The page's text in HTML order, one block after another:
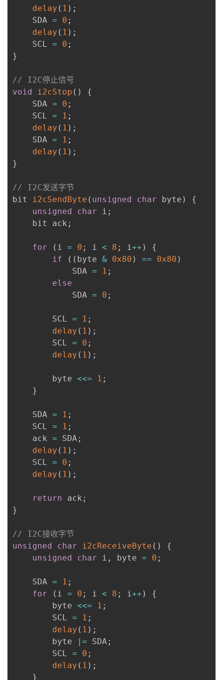
delay ( 1 ) ;
    SDA
= 0 ;
delay ( 1 ) ;
    SCL
= 0 ;
}
// I2C停止信号
void
i2cStop ( )
{
    SDA
= 0 ;
    SCL
= 1 ;
delay ( 1 ) ;
    SDA
= 1 ;
delay ( 1 ) ;
}
// I2C发送字节
bit i2cSendByte ( unsigned char byte )
{
unsigned
char i ;
    bit ack
;
for
( i = 0 ; i < 8 ; i++ )
{
if
( ( byte & 0x80 ) == 0x80 )
            SDA
= 1 ;
else
            SDA
= 0 ;
        SCL
= 1 ;
delay ( 1 ) ;
        SCL
= 0 ;
delay ( 1 ) ;
        byte
<<= 1 ;
}
    SDA
= 1 ;
    SCL
= 1 ;
    ack
= SDA;
delay ( 1 ) ;
    SCL
= 0 ;
delay ( 1 ) ;
return ack ;
}
// I2C接收字节
unsigned
char i2cReceiveByte ( )
{
unsigned
char i , byte = 0 ;
    SDA
= 1 ;
for
( i = 0 ; i < 8 ; i++ )
{
        byte
<<= 1 ;
        SCL
= 1 ;
delay ( 1 ) ;
        byte
|= SDA;
        SCL
= 0 ;
delay ( 1 ) ;
}